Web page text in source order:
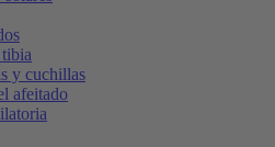
y cuchillas
afeitado